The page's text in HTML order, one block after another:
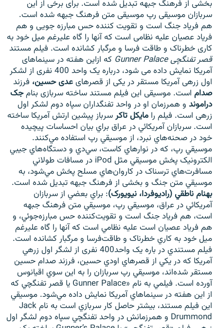
زبان‌های دیگر
بخشی از فرهنگ جبهه تبدیل شده است. برای برخی از این
سربازان موسیقی رپ موسیقی متن فرهنگ جبهه شده است.
هم فریاد جنگ است و تقویت کننده حس مبارزه جویی و هم
فریاد عصیان علیه نظامی است که آنها را گاه علیرغم میل خود به
کاری خطرناک و طاقت فرسا و مرگبار کشانده است. فیلم مستند
قصر تفنگچی Gunner Palace
که ازاین هفته در سینماهای
آمریکا نمایش داده می شود، درباره یک واحد 400 نفری از لشکر
اول زرهی آمریکا مستقر در یکی از قصرهایعدی حسین، فرزند
صدام است. موسیقی این فیلم مستند ساخته سربازی بنامجک
دراموند و همرزمان او در واحد تفنگداران سپاه دوم لشکر اول
زرهی است. فیلم را مایکل تاکرسرباز پیشین ارتش آمریکا ساخته
است. سربازان آمريکائي در عراق براي بيان احساسات پيچيده
خود در صحنه‌هاي نبرد، از موسيقي رپ استفاده مي‌کنند.
موسيقي رپ، که در نوارهاي کاست، سي‌دي و دستگاه‌هاي جيبي
الکترونيک پخش موسيقي مثل iPod در مسافات طولاني
مسافرت‌هاي ترسناک در کاروان‌هاي مسلح پخش مي‌شود، به
موسيقي متن جنگ و بخشی از فرهنگ جبهه تبديل شده است.
بهنام ناطقي (راديوفردا، نيويورک): براي بعضي از سربازان
آمريکائي در عراق، موسيقي رپ، موسيقي متن فرهنگ جبهه
است، هم فرياد جنگ است و تقويت‌کننده حس مبارزه‌جوئي، و
هم فرياد عصيان است عليه نظامي است که آنها را گاه عليرغم
ميل خود به کاري خطرناک و طاقت‌فرسا و مرگبار کشانده است.
فيلم مستندي در باره يک واحد400 نفری از لشگر اول زرهي
آمريکا که در يکي از قصرهاي اودي حسين، فرزند صدام حسين
مستقر شده‌اند، موسيقي رپ سربازان را به اين سوي اقيانوس
آورده است. فيلمي به نام «Gunner Palace يا قصر تفنگچي که
از اين هفته در سينماهاي آمريکا نمايش داده مي‌شود. موسيقي
اين فيلم مستند، بيشتر حاصل کار سربازي است به نام Jack
Drummond و همرزمانش در واحد تفنگچي سپاه دوم لشگر اول